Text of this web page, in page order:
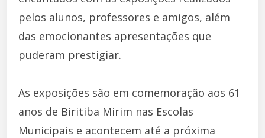
pelos alunos, professores e amigos, além
das emocionantes apresentações que
puderam prestigiar.
As exposições são em comemoração aos 61
anos de Biritiba Mirim nas Escolas
Municipais e acontecem até a próxima